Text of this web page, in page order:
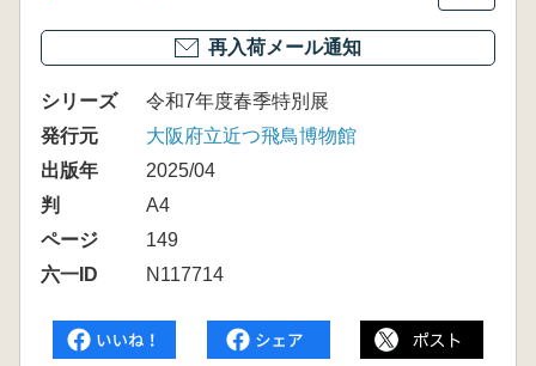
再入荷メール通知
シリーズ
令和7年度春季特別展
発行元
大阪府立近つ飛鳥博物館
出版年
2025/04
判
A4
ページ
149
六一ID
N117714